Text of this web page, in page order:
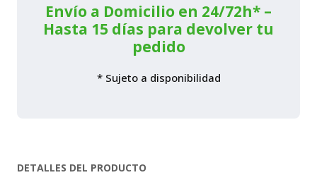
Envío a Domicilio en 24/72h* –
Hasta 15 días para devolver tu
pedido
* Sujeto a disponibilidad
DETALLES DEL PRODUCTO